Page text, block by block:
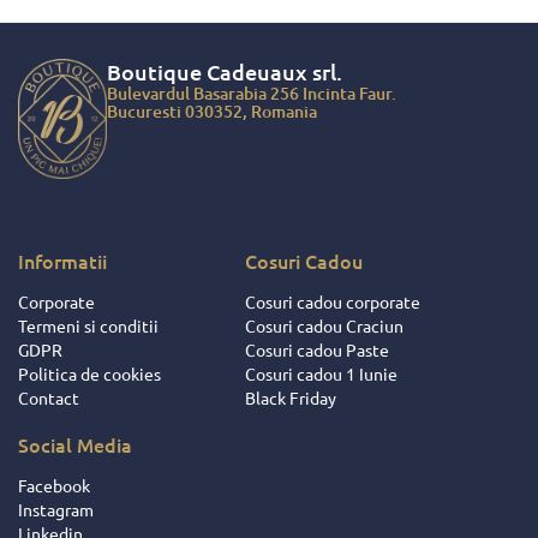
nu doar
faptul ca am
de cadouri
ce au fost
salariatilor si
dat dovada
acestei
facute
sa ne
mult mai
fapte,
daruire si
Boutique Cadeuaux srl.
Bulevardul Basarabia 256 Incinta Faur.
Bucuresti 030352, Romania
Informatii
Corporate
Termeni si conditii
GDPR
Politica de cookies
Contact
Cosuri Cadou
Cosuri cadou corporate
Cosuri cadou Craciun
Cosuri cadou Paste
Cosuri cadou 1 Iunie
Black Friday
Social Media
Facebook
Instagram